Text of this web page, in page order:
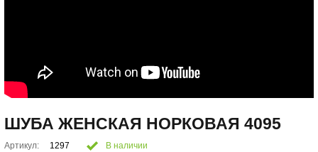
ШУБА ЖЕНСКАЯ НОРКОВАЯ 4095
Артикул: 1297 В наличии